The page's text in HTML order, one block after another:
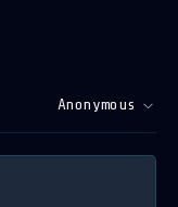
Anonymous